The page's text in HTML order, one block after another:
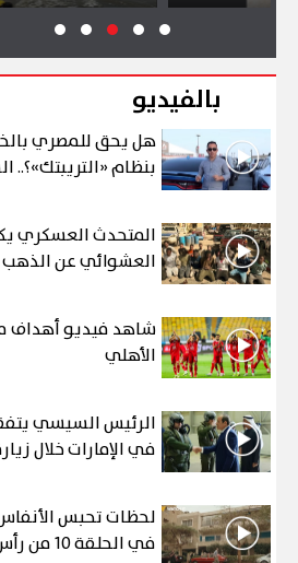
بالفيديو
هل يحق للمصري
بنظام «التريبتك»؟..
المتحدث العسكري
العشوائي عن
الأهلي
الرئيس السيسي
في الإمارات خلال
لحظات تحبس
في الحلقة 10 من رأس الأفعى